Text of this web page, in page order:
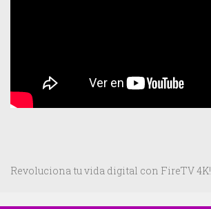
Revoluciona tu vida digital con FireTV 4K!